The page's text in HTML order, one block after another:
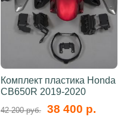
Комплект пластика Honda
CB650R 2019-2020
42 200 руб. 38 400 р.